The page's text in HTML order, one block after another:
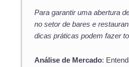
Para garantir uma abertura
no setor de bares e
dicas práticas podem fazer
Análise de Mercado: